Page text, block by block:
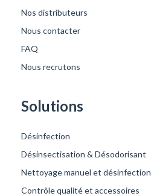
Nos distributeurs
Nous contacter
FAQ
Nous recrutons
Solutions
Désinfection
Désinsectisation & Désodorisant
Nettoyage manuel et désinfection
Contrôle qualité et accessoires